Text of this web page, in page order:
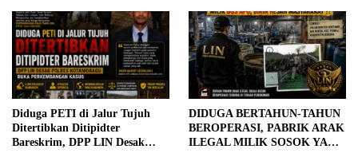
Diduga PETI di Jalur Tujuh
Ditertibkan Ditipidter
Bareskrim, DPP LIN Desak
DIDUGA BERTAHUN-TAHUN
BEROPERASI, PABRIK ARAK
ILEGAL MILIK SOSOK YANG